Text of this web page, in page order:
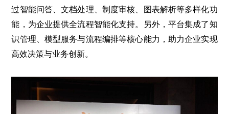
过智能问答、文档处理、制度审核、图表解析等多样化功
能，为企业提供全流程智能化支持。另外，平台集成了知
识管理、模型服务与流程编排等核心能力，助力企业实现
高效决策与业务创新。